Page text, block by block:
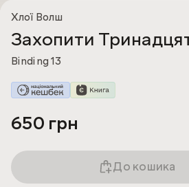
Хлої Волш
Захопити
Binding 13
650 грн
До кошика